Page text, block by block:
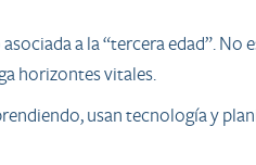
a la “tercera edad”. No
horizontes vitales.
usan tecnología y